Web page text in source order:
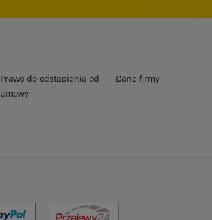
Prawo do odstąpienia od
umowy
Dane firmy